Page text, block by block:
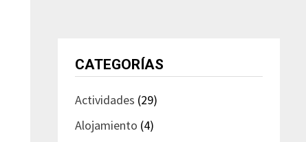
CATEGORÍAS
Actividades (29)
Alojamiento (4)